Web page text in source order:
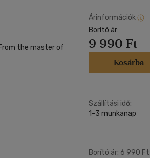
Árinformációk
Borító ár:
9 990 Ft
Kosárba
Szállítási idő:
1-3 munkanap
Borító ár: 6 990 Ft